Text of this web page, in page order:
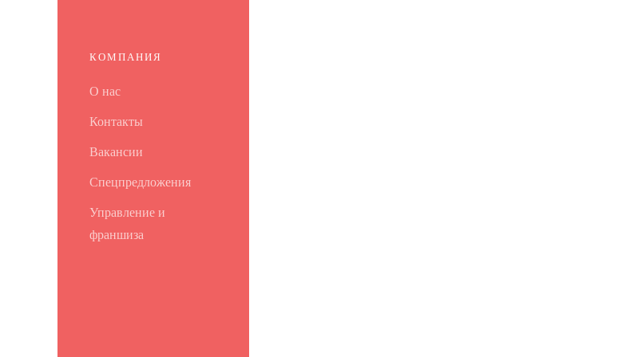
КОМПАНИЯ
О нас
Контакты
Вакансии
Спецпредложения
Управление и
франшиза